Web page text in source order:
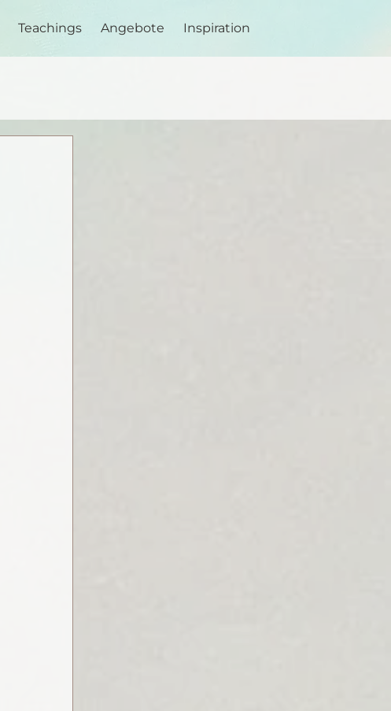
Teachings Angebote Inspiration